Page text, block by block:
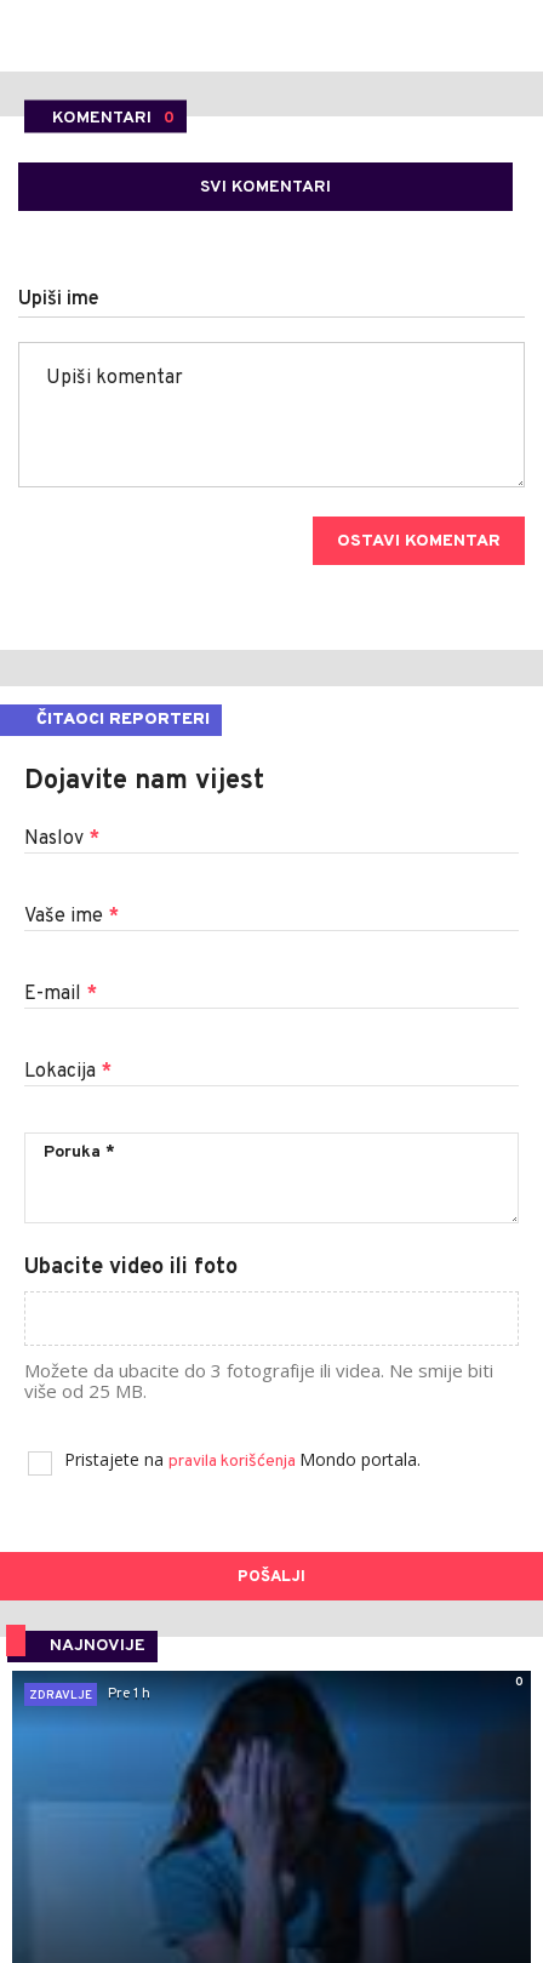
KOMENTARI 0
SVI KOMENTARI
Upiši ime
OSTAVI KOMENTAR
ČITAOCI REPORTERI
Dojavite nam vijest
Naslov *
Vaše ime *
E-mail *
Lokacija *
Ubacite video ili foto
Možete da ubacite do 3 fotografije ili videa. Ne smije biti
više od 25 MB.
Pristajete na pravila korišćenja Mondo portala.
POŠALJI
NAJNOVIJE
0
ZDRAVLJE
Pre 1 h